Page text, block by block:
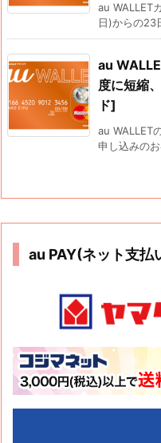
au WALLET
日)からの23
au
度に短縮
ド]
au WALLET
申し込みの
au PAY(ネット支払